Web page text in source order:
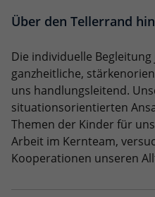
Über den Tellerrand
Die individuelle
ganzheitliche,
uns handlungsleitend.
situationsorientierten
Themen der Kinder für
Arbeit im Kernteam,
Kooperationen unseren
Zweck
und nutzt
Name
Anbieter Google LLC
Laufzeit 2 Jahre